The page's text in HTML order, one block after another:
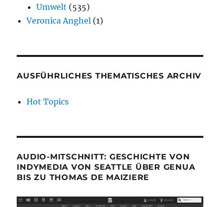
Umwelt (535)
Veronica Anghel (1)
AUSFÜHRLICHES THEMATISCHES ARCHIV
Hot Topics
AUDIO-MITSCHNITT: GESCHICHTE VON
INDYMEDIA VON SEATTLE ÜBER GENUA
BIS ZU THOMAS DE MAIZIERE